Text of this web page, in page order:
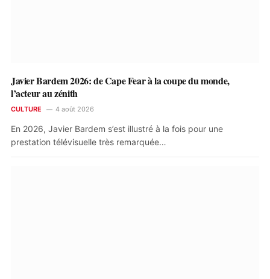
Javier Bardem 2026: de Cape Fear à la coupe du monde,
l’acteur au zénith
CULTURE 4 août 2026
En 2026, Javier Bardem s’est illustré à la fois pour une
prestation télévisuelle très remarquée…